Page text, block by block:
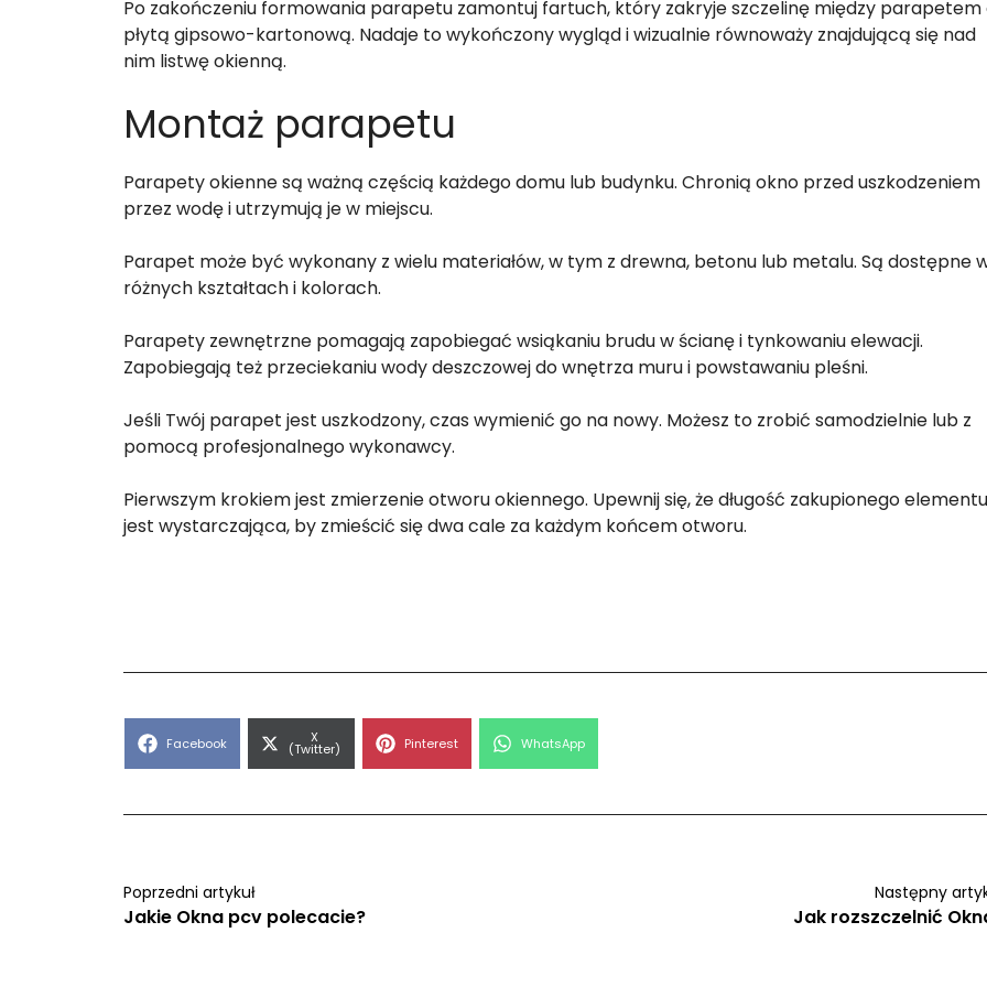
Po zakończeniu formowania parapetu zamontuj fartuch, który zakryje szczelinę między parapetem
płytą gipsowo-kartonową. Nadaje to wykończony wygląd i wizualnie równoważy znajdującą się nad
nim listwę okienną.
Montaż parapetu
Parapety okienne są ważną częścią każdego domu lub budynku. Chronią okno przed uszkodzeniem
przez wodę i utrzymują je w miejscu.
Parapet może być wykonany z wielu materiałów, w tym z drewna, betonu lub metalu. Są dostępne
różnych kształtach i kolorach.
Parapety zewnętrzne pomagają zapobiegać wsiąkaniu brudu w ścianę i tynkowaniu elewacji.
Zapobiegają też przeciekaniu wody deszczowej do wnętrza muru i powstawaniu pleśni.
Jeśli Twój parapet jest uszkodzony, czas wymienić go na nowy. Możesz to zrobić samodzielnie lub z
pomocą profesjonalnego wykonawcy.
Pierwszym krokiem jest zmierzenie otworu okiennego. Upewnij się, że długość zakupionego elementu
jest wystarczająca, by zmieścić się dwa cale za każdym końcem otworu.
Share
Facebook Share
on
X
(Twitter) Share
Pinterest Share
WhatsApp
Poprzedni artykuł
Jakie Okna pcv polecacie?
Następny
Jak rozszczelnić